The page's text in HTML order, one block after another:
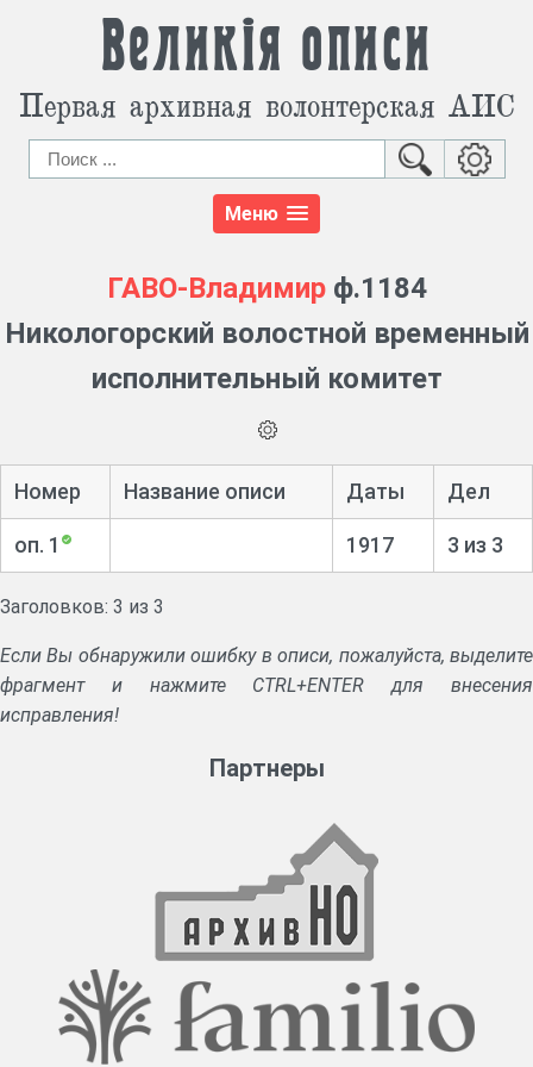
Великія описи
Первая архивная волонтерская АИС
Меню
ГАВО-Владимирф.1184
Никологорский волостной временный
исполнительный комитет
Номер Название описи Даты Дел
оп. 1 1917 3 из 3
Заголовков: 3 из 3
Если Вы обнаружили ошибку в описи, пожалуйста, выделите
фрагмент и нажмите CTRL+ENTER для внесения
исправления!
Партнеры